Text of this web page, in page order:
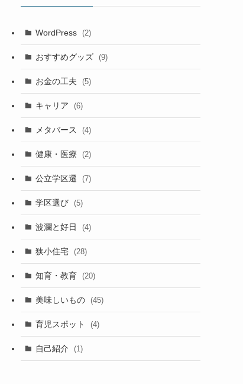
WordPress (2)
おすすめグッズ (9)
お金の工夫 (5)
キャリア (6)
メタバース (4)
健康・医療 (2)
公立学区遷 (7)
学区選び (5)
波瀾と好日 (4)
狭小住宅 (28)
知育・教育 (20)
美味しいもの (45)
育児スポット (4)
自己紹介 (1)